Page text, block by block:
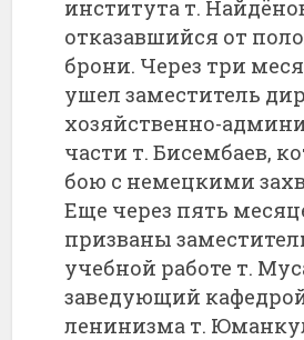
института т.
отказавшийся от
брони. Через три
ушел заместитель
хозяйственно-
части т. Бисембаев,
бою с немецкими
Еще через пять
призваны
учебной работе т.
заведующий
ленинизма т.